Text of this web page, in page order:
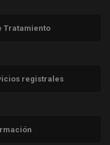
Tratamiento
registrales